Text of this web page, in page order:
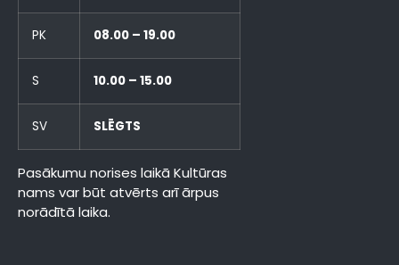
PK 08.00 – 19.00
S 10.00 – 15.00
SV SLĒGTS
Pasākumu norises laikā Kultūras
nams var būt atvērts arī ārpus
norādītā laika.